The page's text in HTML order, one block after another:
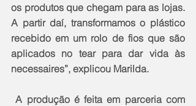
os produtos que chegam para as lojas.
A partir daí, transformamos o plástico
recebido em um rolo de fios que são
aplicados no tear para dar vida às
necessaires”, explicou Marilda.
A produção é feita em parceria com